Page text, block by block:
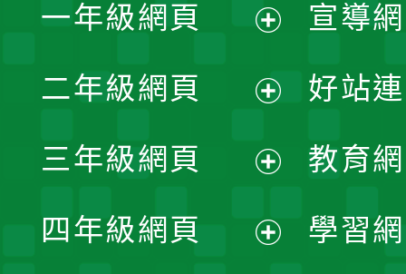
一年級網頁
開
選
單
二年級網頁
開
選
三年級網頁
開
四年級網頁
宣導
好站
教育
學習